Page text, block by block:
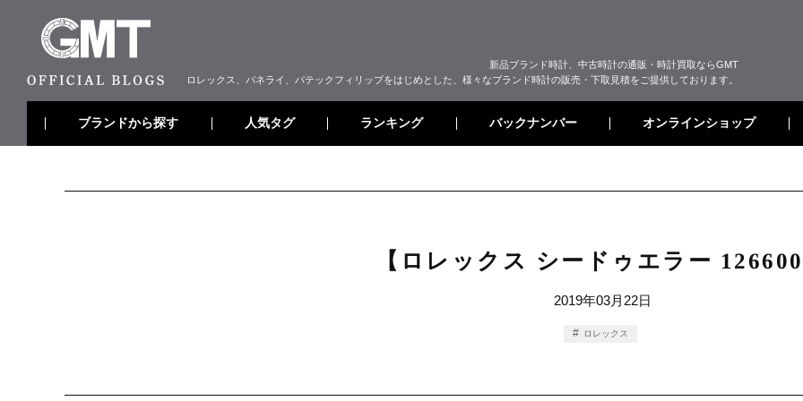
新品ブランド時計、中古時計の通販・時計買取ならGMT
ロレックス、パネライ、パテックフィリップをはじめとした、様々なブランド時計の販売・下取見積をご提供しております。
ブランドから探す 人気タグ ランキング バックナンバー オンラインショップ
【ロレックス シードゥエラー
2019年03月22日
ロレックス